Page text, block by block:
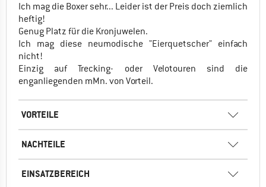
Ich mag die Boxer sehr... Leider ist der Preis doch ziemlich
heftig!
Genug Platz für die Kronjuwelen.
Ich mag diese neumodische "Eierquetscher" einfach
nicht!
Einzig auf Trecking- oder Velotouren sind die
enganliegenden mMn. von Vorteil.
VORTEILE
NACHTEILE
EINSATZBEREICH